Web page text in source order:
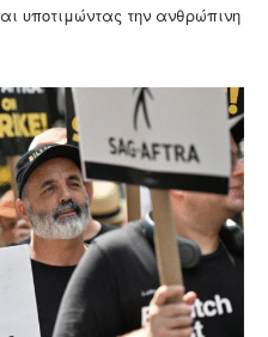
υποτιμώντας την ανθρώπινη